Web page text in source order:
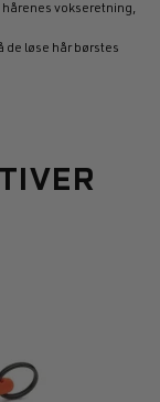
vokseretning,
de løse hår børstes